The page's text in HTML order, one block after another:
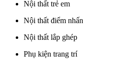
Nội thất trẻ em
Nội thất điểm nhấn
Nội thất lắp ghép
Phụ kiện trang trí